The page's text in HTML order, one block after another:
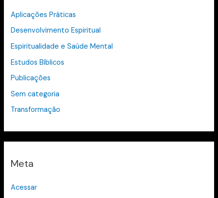
Aplicações Práticas
Desenvolvimento Espiritual
Espiritualidade e Saúde Mental
Estudos Bíblicos
Publicações
Sem categoria
Transformação
Meta
Acessar